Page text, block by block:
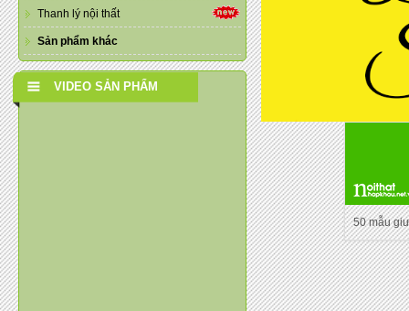
Thanh lý nội thất
Sản phẩm khác
VIDEO SẢN PHẨM
50 mẫu